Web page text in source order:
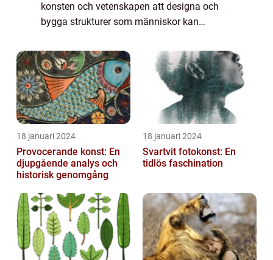
konsten och vetenskapen att designa och
bygga strukturer som människor kan
kombinerar teknik, estetik och funktion för ...
18 januari 2024
Provocerande konst: En
djupgående analys och
historisk genomgång
18 januari 2024
Svartvit fotokonst: En
tidlös faschination